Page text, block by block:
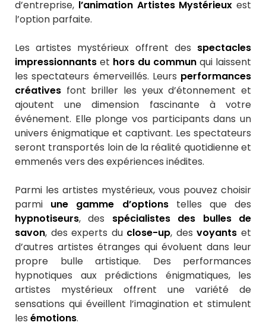
d’entreprise, l’animation Artistes Mystérieux est
l’option parfaite.
Les artistes mystérieux offrent des spectacles
impressionnants et hors du commun qui laissent
les spectateurs émerveillés. Leurs performances
créatives font briller les yeux d’étonnement et
ajoutent une dimension fascinante à votre
événement. Elle plonge vos participants dans un
univers énigmatique et captivant. Les spectateurs
seront transportés loin de la réalité quotidienne et
emmenés vers des expériences inédites.
Parmi les artistes mystérieux, vous pouvez choisir
parmi une gamme d’optionstelles que des
hypnotiseurs, des spécialistes des bulles de
savon, des experts du close-up, desvoyantset
d’autres artistes étranges qui évoluent dans leur
propre bulle artistique. Des performances
hypnotiques aux prédictions énigmatiques, les
artistes mystérieux offrent une variété de
sensations qui éveillent l’imagination et stimulent
les émotions.